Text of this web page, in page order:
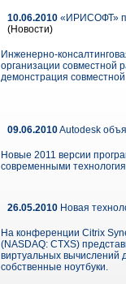
10.06.2010 «ИРИСОФТ»
(Новости)
Инженерно-
организации совместной
демонстрация
09.06.2010Autodesk
Новые 2011 версии
современными
26.05.2010 Новая
На конференции Citrix
(NASDAQ: CTXS)
виртуальных вычислений
собственные ноутбуки.